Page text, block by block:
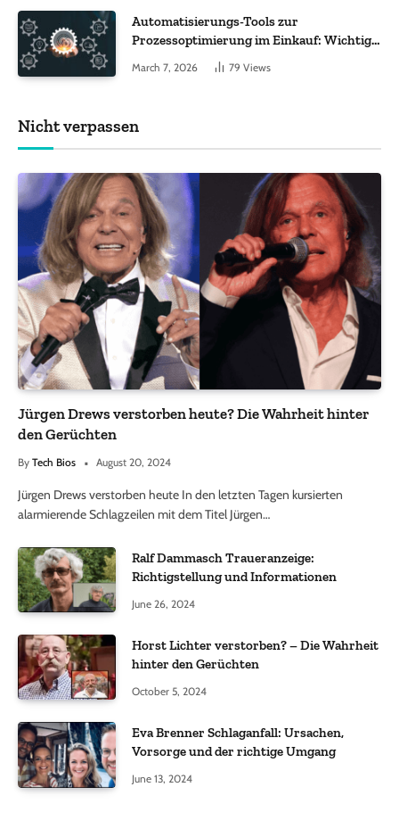
Automatisierungs-Tools zur
Prozessoptimierung im Einkauf: Wichtige
Funktionen, auf die Sie achten sollten
March 7, 2026 79 Views
Nicht verpassen
Jürgen Drews verstorben heute? Die Wahrheit hinter
den Gerüchten
By Tech Bios August 20, 2024
Jürgen Drews verstorben heute In den letzten Tagen kursierten
alarmierende Schlagzeilen mit dem Titel Jürgen…
Ralf Dammasch Traueranzeige:
Richtigstellung und Informationen
June 26, 2024
Horst Lichter verstorben? – Die Wahrheit
hinter den Gerüchten
October 5, 2024
Eva Brenner Schlaganfall: Ursachen,
Vorsorge und der richtige Umgang
June 13, 2024